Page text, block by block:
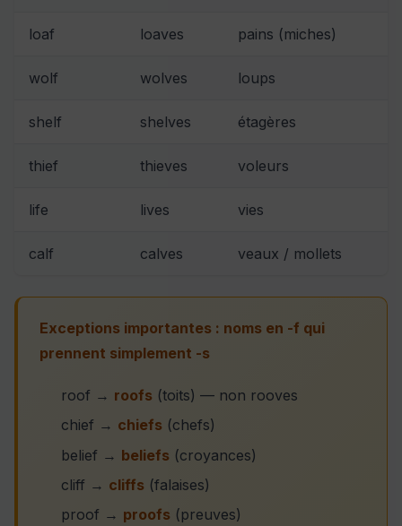
loaf loaves pains (miches)
wolf wolves loups
shelf shelves étagères
thief thieves voleurs
life lives vies
calf calves veaux / mollets
Exceptions importantes : noms en -f qui
prennent simplement -s
roof → roofs (toits) — non rooves
chief → chiefs (chefs)
belief → beliefs (croyances)
cliff → cliffs (falaises)
proof → proofs (preuves)